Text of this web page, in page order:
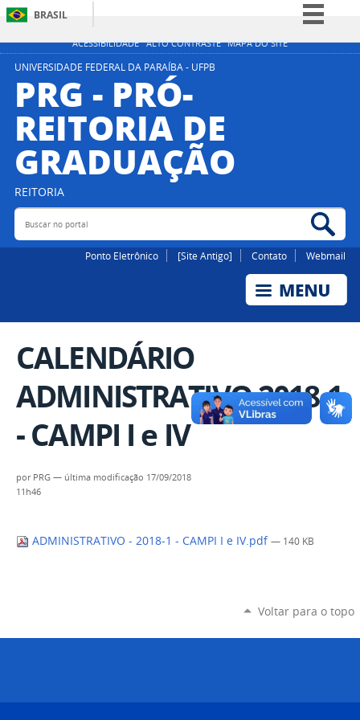
ACESSIBILIDADE ALTO CONTRASTE MAPA DO SITE
BRASIL
Simplifique!
Acesso à informação
UNIVERSIDADE FEDERAL DA PARAÍBA - UFPB
PRG - PRÓ-
REITORIA DE
GRADUAÇÃO
REITORIA
Buscar no portal
Ponto Eletrônico [Site Antigo] Contato Webmail
CALENDÁRIO
ADMINISTRATIVO 2018.1
- CAMPI I e IV
por PRG — última modificação 17/09/2018
11h46
ADMINISTRATIVO - 2018-1 - CAMPI I e IV.pdf — 140 KB
Voltar para o topo